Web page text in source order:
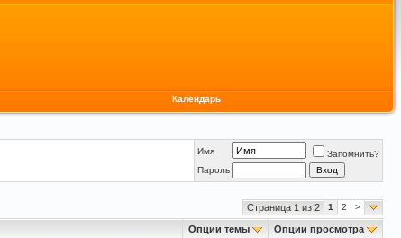
Календарь
Имя
Запомнить?
Пароль
Страница 1 из 2 1 2 >
Опции темы Опции просмотра